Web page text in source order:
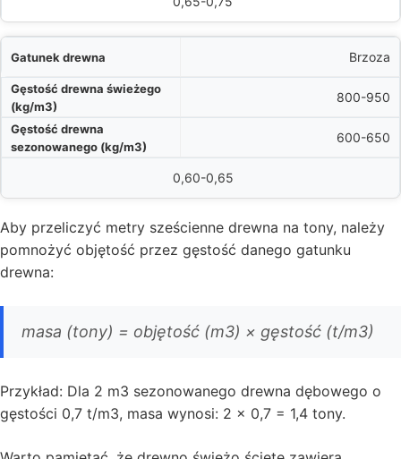
Brzoza
800-950
600-650
0,60-0,65
Aby przeliczyć metry sześcienne drewna na tony, należy
pomnożyć objętość przez gęstość danego gatunku
drewna:
masa (tony) = objętość (m3) × gęstość (t/m3)
Przykład: Dla 2 m3 sezonowanego drewna dębowego o
gęstości 0,7 t/m3, masa wynosi: 2 × 0,7 = 1,4 tony.